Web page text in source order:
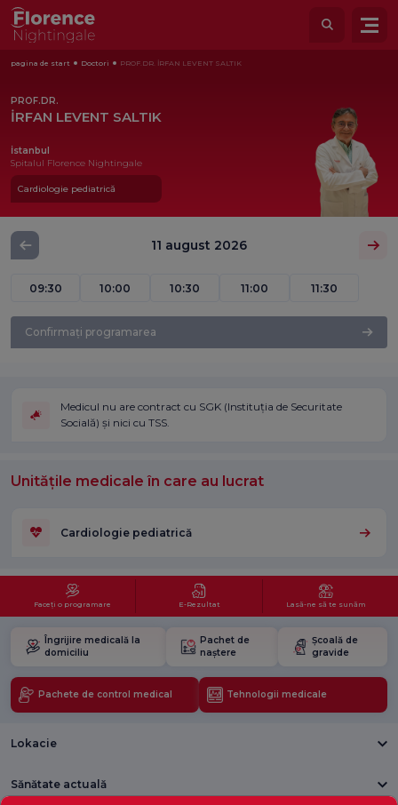
pagina de start Doctori PROF.DR. İRFAN LEVENT SALTIK
PROF.DR.
İRFAN LEVENT SALTIK
İstanbul
Spitalul Florence Nightingale
Cardiologie pediatrică
11 august 2026
09:30 10:00 10:30 11:00 11:30
Confirmați programarea
Medicul nu are contract cu SGK (Instituția de Securitate
Socială) și nici cu TSS.
Unitățile medicale în care au lucrat
Cardiologie pediatrică
Faceți o programare E-Rezultat Lasă-ne să te sunăm
Îngrijire medicală la
domiciliu
Pachet de
naștere
Școală de
gravide
Pachete de control medical Tehnologii medicale
Lokacie
Sănătate actuală